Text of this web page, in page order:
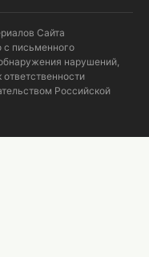
Сайта
с письменного
нарушений,
Российской